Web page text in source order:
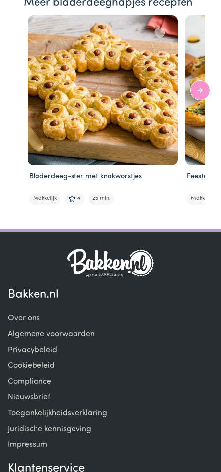
Meer bladerdeeghapjes recepten
Bladerdeeg-ster met knakworstjes
Makkelijk 4 25 min. Makkelijk
1
Bakken.nl
Over ons
Algemene voorwaarden
Privacybeleid
Cookiebeleid
Compliance
Nieuwsbrief
Toegankelijkheidsverklaring
Juridische kennisgeving
Impressum
Klantenservice